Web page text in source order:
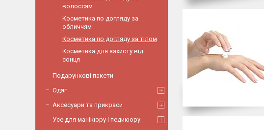
волоссям
Косметика по догляду за
обличчям
Косметика по догляду за тілом
Косметика для захисту від
сонця
Подарункові пакети
Одяг
Аксесуари та прикраси
Усе для манікюру і педикюру